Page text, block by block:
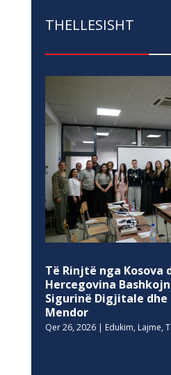
THELLESISHT
Të Rinjtë nga Kosova
Hercegovina
Sigurinë Digjitale dhe
Mendor
Qer 26, 2026| Edukim, Lajme,